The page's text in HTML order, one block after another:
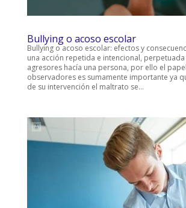
Bullying o acoso escolar
Bullying o acoso escolar: efectos y
una acción repetida e intencional,
agresores hacía una persona, por ello el
observadores es sumamente importante ya
de su intervención el maltrato se...